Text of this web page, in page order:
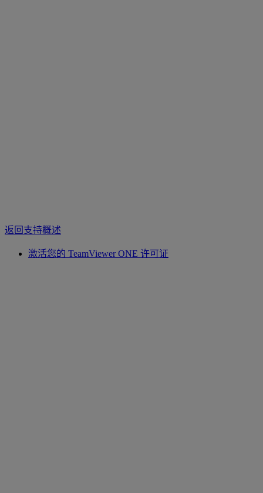
返回支持概述
激活您的 TeamViewer ONE 许可证